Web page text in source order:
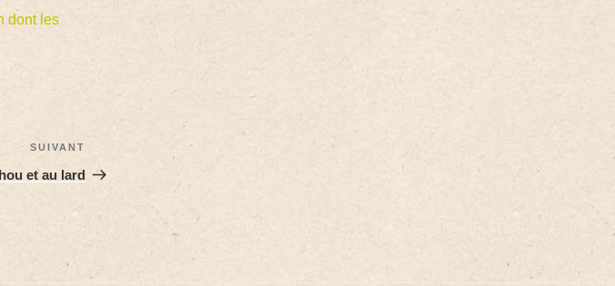
dont les
SUIVANT
et au lard